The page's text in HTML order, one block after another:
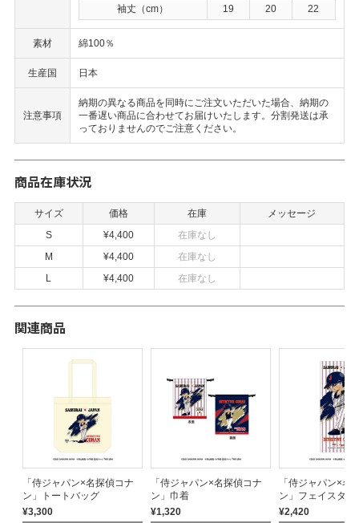
袖丈（cm）
19 20 22
素材 綿100％
生産国 日本
注意事項
納期の異なる商品を同時にご注文いただいた場合、納期の
一番遅い商品に合わせてお届けいたします。分割発送は承
っておりませんのでご注意ください。
商品在庫状況
サイズ 価格 在庫
メッセージ
S
¥4,400
在庫なし
M
¥4,400
在庫なし
L
¥4,400 在庫なし
関連商品
「侍ジャパン×名探偵コナ
ン」トートバッグ
¥3,300
「侍ジャパン×名探偵コナ
ン」巾着
¥1,320
「侍ジャパン×名
ン」フェイスタオ
¥2,420